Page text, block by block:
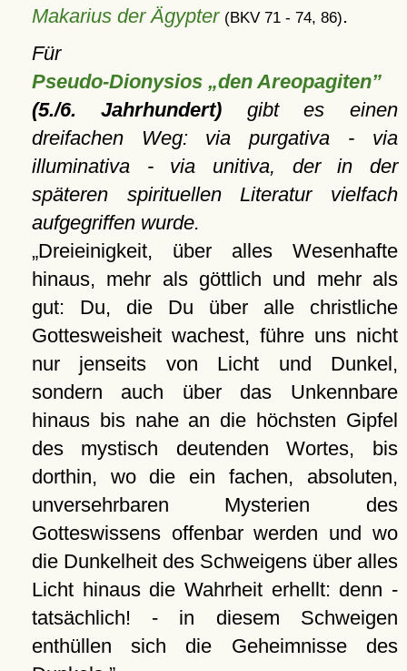
Makarius der Ägypter (BKV 71 - 74, 86).
Für
Pseudo-Dionysios „den Areopagiten”
(5./6. Jahrhundert) gibt es einen
dreifachen Weg: via purgativa - via
illuminativa - via unitiva, der in der
späteren spirituellen Literatur vielfach
aufgegriffen wurde.
Dreieinigkeit, über alles Wesenhafte
hinaus, mehr als göttlich und mehr als
gut: Du, die Du über alle christliche
Gottesweisheit wachest, führe uns nicht
nur jenseits von Licht und Dunkel,
sondern auch über das Unkennbare
hinaus bis nahe an die höchsten Gipfel
des mystisch deutenden Wortes, bis
dorthin, wo die ein fachen, absoluten,
unversehrbaren Mysterien des
Gotteswissens offenbar werden und wo
die Dunkelheit des Schweigens über alles
Licht hinaus die Wahrheit erhellt: denn -
tatsächlich! - in diesem Schweigen
enthüllen sich die Geheimnisse des